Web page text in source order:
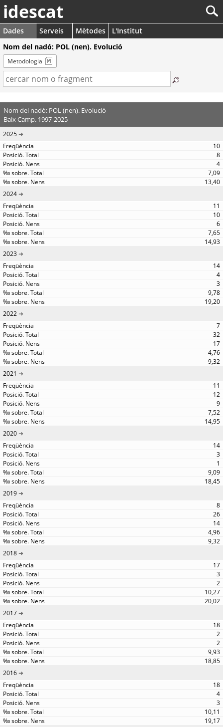
idescat
Dades Serveis Mètodes
L'Institut
Nom del nadó: POL (nen). Evolució
Metodologia
Nom del nadó: POL (nen). Evolució
Baix Camp. 1997-2025
2025
10
8
4
7,09
13,40
2024
11
10
6
7,65
14,93
2023
14
4
3
9,78
19,20
2022
7
32
17
4,76
9,32
2021
11
12
9
7,52
14,95
2020
14
3
1
9,09
18,45
2019
8
26
14
4,96
9,32
2018
17
3
2
10,27
20,02
2017
18
2
2
9,93
18,85
2016
18
4
3
10,11
19,17